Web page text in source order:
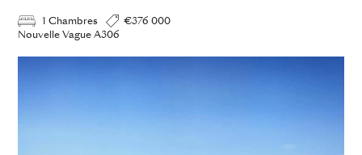
1 Chambres
€376 000
Nouvelle Vague A306